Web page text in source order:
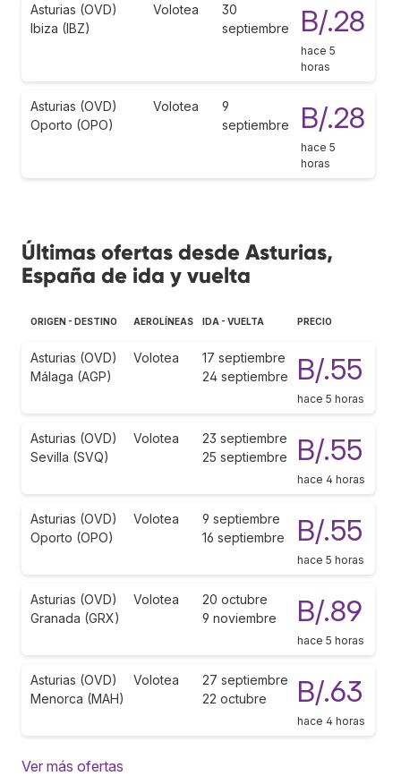
Asturias (OVD)
Ibiza (IBZ)
Volotea
30
septiembre
B/.28
hace 5
horas
Asturias (OVD)
Oporto (OPO)
Volotea
9
septiembre
B/.28
hace 5
horas
Últimas ofertas desde Asturias,
España de ida y vuelta
ORIGEN - DESTINO AEROLÍNEAS IDA - VUELTA PRECIO
Asturias (OVD)
Málaga (AGP)
Volotea
17 septiembre
24 septiembre
B/.55
hace 5 horas
Asturias (OVD)
Sevilla (SVQ)
Volotea
23 septiembre
25 septiembre
B/.55
hace 4 horas
Asturias (OVD)
Oporto (OPO)
Volotea
9 septiembre
16 septiembre
B/.55
hace 5 horas
Asturias (OVD)
Granada (GRX)
Volotea
20 octubre
9 noviembre
B/.89
hace 5 horas
Asturias (OVD)
Menorca (MAH)
Volotea
27 septiembre
22 octubre
B/.63
hace 4 horas
Ver más ofertas